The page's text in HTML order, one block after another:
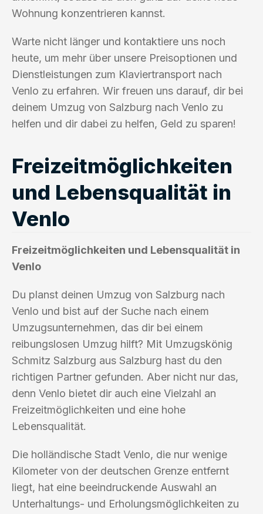
Wohnung konzentrieren kannst.
Warte nicht länger und kontaktiere uns noch
heute, um mehr über unsere Preisoptionen und
Dienstleistungen zum Klaviertransport nach
Venlo zu erfahren. Wir freuen uns darauf, dir bei
deinem Umzug von Salzburg nach Venlo zu
helfen und dir dabei zu helfen, Geld zu sparen!
Freizeitmöglichkeiten
und Lebensqualität in
Venlo
Freizeitmöglichkeiten und Lebensqualität in
Venlo
Du planst deinen Umzug von Salzburg nach
Venlo und bist auf der Suche nach einem
Umzugsunternehmen, das dir bei einem
reibungslosen Umzug hilft? Mit Umzugskönig
Schmitz Salzburg aus Salzburg hast du den
richtigen Partner gefunden. Aber nicht nur das,
denn Venlo bietet dir auch eine Vielzahl an
Freizeitmöglichkeiten und eine hohe
Lebensqualität.
Die holländische Stadt Venlo, die nur wenige
Kilometer von der deutschen Grenze entfernt
liegt, hat eine beeindruckende Auswahl an
Unterhaltungs- und Erholungsmöglichkeiten zu